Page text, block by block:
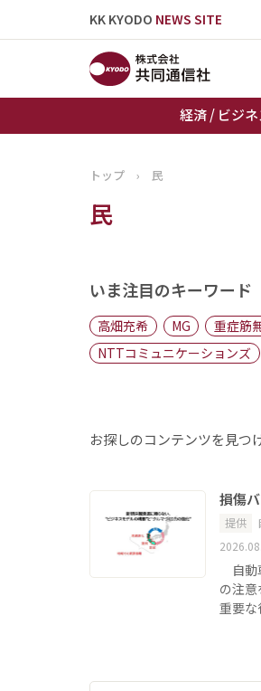
KK KYODO NEWS SITE
経済 / ビジネ
トップ › 民
民
いま注目のキーワード
高畑充希 MG 重症筋
NTTコミュニケーションズ
お探しのコンテンツを見つ
損傷
提供
自動
の注
重要